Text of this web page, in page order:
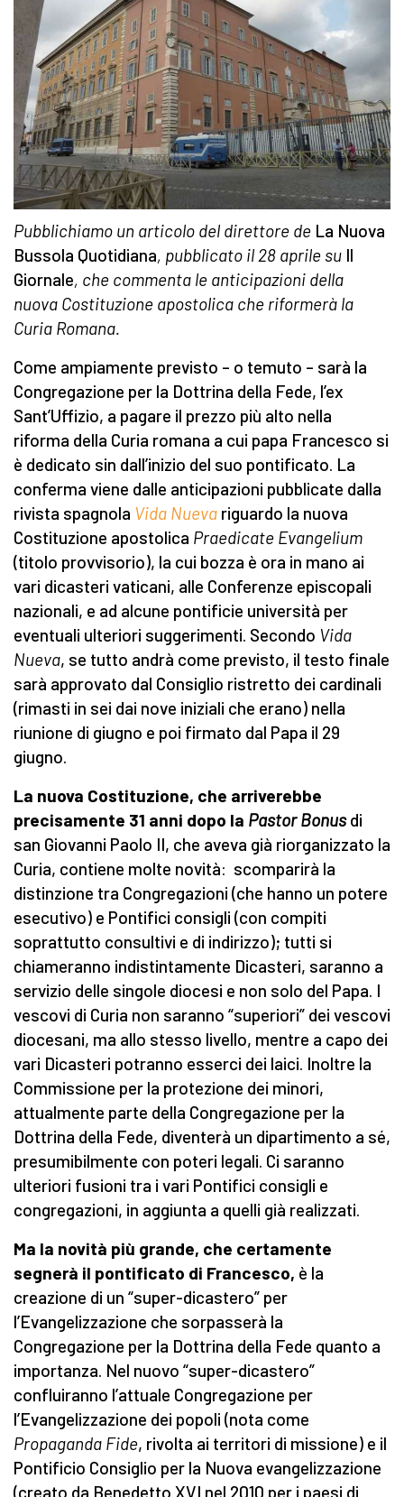
Pubblichiamo un articolo del direttore de La Nuova
Bussola Quotidiana, pubblicato il 28 aprile su Il
Giornale, che commenta le anticipazioni della
nuova Costituzione apostolica che riformerà la
Curia Romana.
Come ampiamente previsto – o temuto – sarà la
Congregazione per la Dottrina della Fede, l’ex
Sant’Uffizio, a pagare il prezzo più alto nella
riforma della Curia romana a cui papa Francesco si
è dedicato sin dall’inizio del suo pontificato. La
conferma viene dalle anticipazioni pubblicate dalla
rivista spagnola Vida Nueva riguardo la nuova
Costituzione apostolica Praedicate Evangelium
(titolo provvisorio), la cui bozza è ora in mano ai
vari dicasteri vaticani, alle Conferenze episcopali
nazionali, e ad alcune pontificie università per
eventuali ulteriori suggerimenti. Secondo Vida
Nueva, se tutto andrà come previsto, il testo finale
sarà approvato dal Consiglio ristretto dei cardinali
(rimasti in sei dai nove iniziali che erano) nella
riunione di giugno e poi firmato dal Papa il 29
giugno.
La nuova Costituzione, che arriverebbe
precisamente 31 anni dopo la Pastor Bonusdi
san Giovanni Paolo II, che aveva già riorganizzato la
Curia, contiene molte novità: scomparirà la
distinzione tra Congregazioni (che hanno un potere
esecutivo) e Pontifici consigli (con compiti
soprattutto consultivi e di indirizzo); tutti si
chiameranno indistintamente Dicasteri, saranno a
servizio delle singole diocesi e non solo del Papa. I
vescovi di Curia non saranno “superiori” dei vescovi
diocesani, ma allo stesso livello, mentre a capo dei
vari Dicasteri potranno esserci dei laici. Inoltre la
Commissione per la protezione dei minori,
attualmente parte della Congregazione per la
Dottrina della Fede, diventerà un dipartimento a sé,
presumibilmente con poteri legali. Ci saranno
ulteriori fusioni tra i vari Pontifici consigli e
congregazioni, in aggiunta a quelli già realizzati.
Ma la novità più grande, che certamente
segnerà il pontificato di Francesco, è la
creazione di un “super-dicastero” per
l’Evangelizzazione che sorpasserà la
Congregazione per la Dottrina della Fede quanto a
importanza. Nel nuovo “super-dicastero”
confluiranno l’attuale Congregazione per
l’Evangelizzazione dei popoli (nota come
Propaganda Fide, rivolta ai territori di missione) e il
Pontificio Consiglio per la Nuova evangelizzazione
(creato da Benedetto XVI nel 2010 per i paesi di